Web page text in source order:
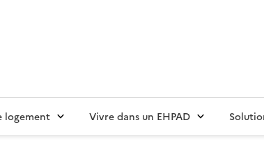
logement Vivre dans un EHPAD